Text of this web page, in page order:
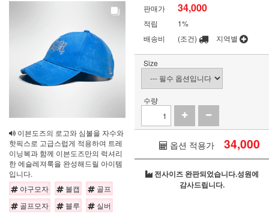
이븐도즈의 로고와 심볼을 자수와
핫픽스로 고급스럽게 적용하여 트레
이닝복과 함께 이븐도즈만의 럭셔리
한 에슬레져룩을 완성해드릴 아이템
입니다.
야구모자
볼캡
골프
골프모자
블루 실버
판매가 34,000
적립
1%
배송비
(조건) 지역별
Size
수량
옵션 적용가 34,000
전사이즈 완판되었습니다.성원에
감사드립니다.